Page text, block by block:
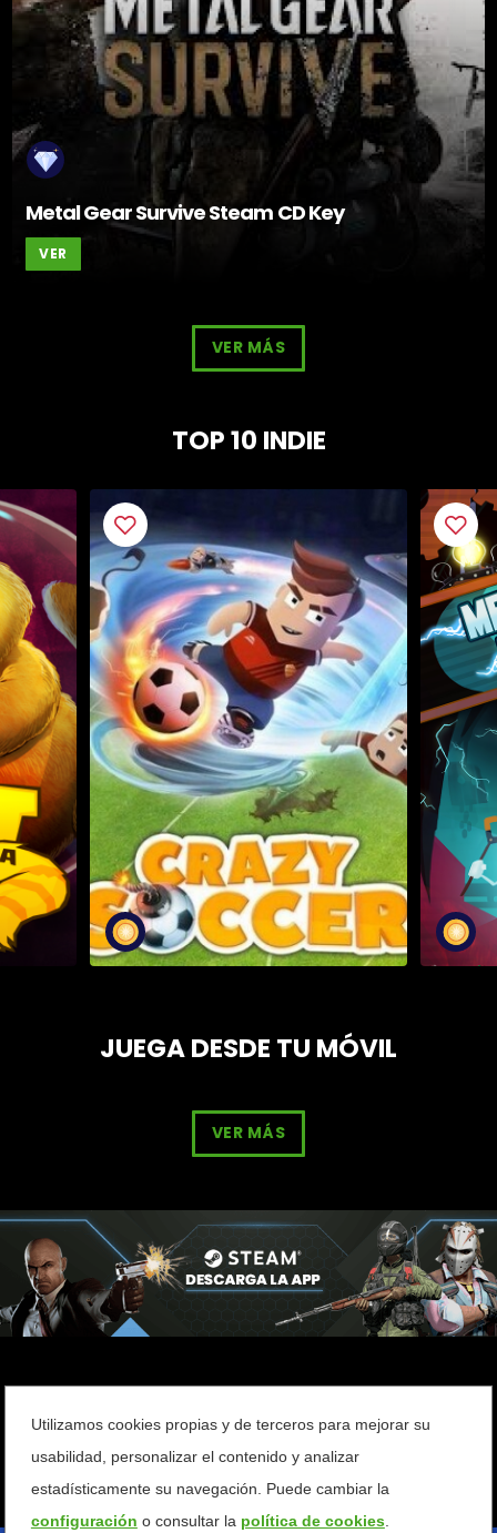
Metal Gear Survive Steam CD Key
VER
VER MÁS
TOP 10 INDIE
JUEGA DESDE TU MÓVIL
VER MÁS
Utilizamos cookies propias y de terceros para mejorar su
usabilidad, personalizar el contenido y analizar
estadísticamente su navegación. Puede cambiar la
configuración o consultar la política de cookies.